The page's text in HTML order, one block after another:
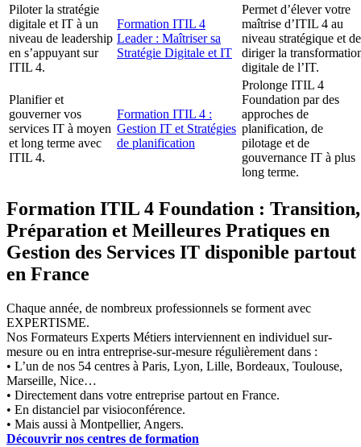
Piloter la stratégie
digitale et IT à un
niveau de leadership
en s’appuyant sur
ITIL 4.
Formation ITIL 4
Leader : Maîtriser sa
Stratégie Digitale et IT
Permet d’élever votre
maîtrise d’ITIL 4 au
niveau stratégique et de
diriger la
digitale de l’IT.
Planifier et
gouverner vos
services IT à moyen
et long terme avec
ITIL 4.
Formation ITIL 4 :
Gestion IT et Stratégies
de planification
Prolonge ITIL 4
Foundation par des
approches de
planification, de
pilotage et de
gouvernance IT à plus
long terme.
Formation ITIL 4 Foundation : Transition,
Préparation et Meilleures Pratiques en
Gestion des Services IT disponible partout
en France
Chaque année, de nombreux professionnels se forment avec
EXPERTISME.
Nos Formateurs Experts Métiers interviennent en individuel sur-
mesure ou en intra entreprise-sur-mesure régulièrement dans :
• L’un de nos 54 centres à Paris, Lyon, Lille, Bordeaux, Toulouse,
Marseille, Nice…
• Directement dans votre entreprise partout en France.
• En distanciel par visioconférence.
• Mais aussi à Montpellier, Angers.
Découvrir nos centres de formation